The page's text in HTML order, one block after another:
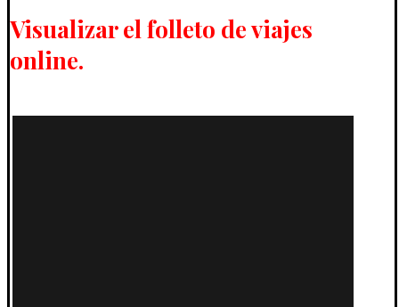
Visualizar el folleto de viajes
online.